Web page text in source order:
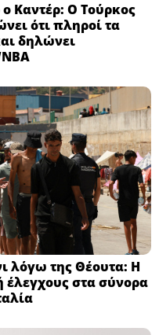
Καντέρ: Ο Τούρκος
ότι πληροί τα
δηλώνει
λόγω της Θέουτα: Η
έλεγχους στα σύνορα